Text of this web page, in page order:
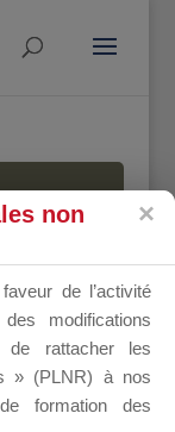
non
de l’activité
modifications
de rattacher les
» (PLNR) à nos
formation des